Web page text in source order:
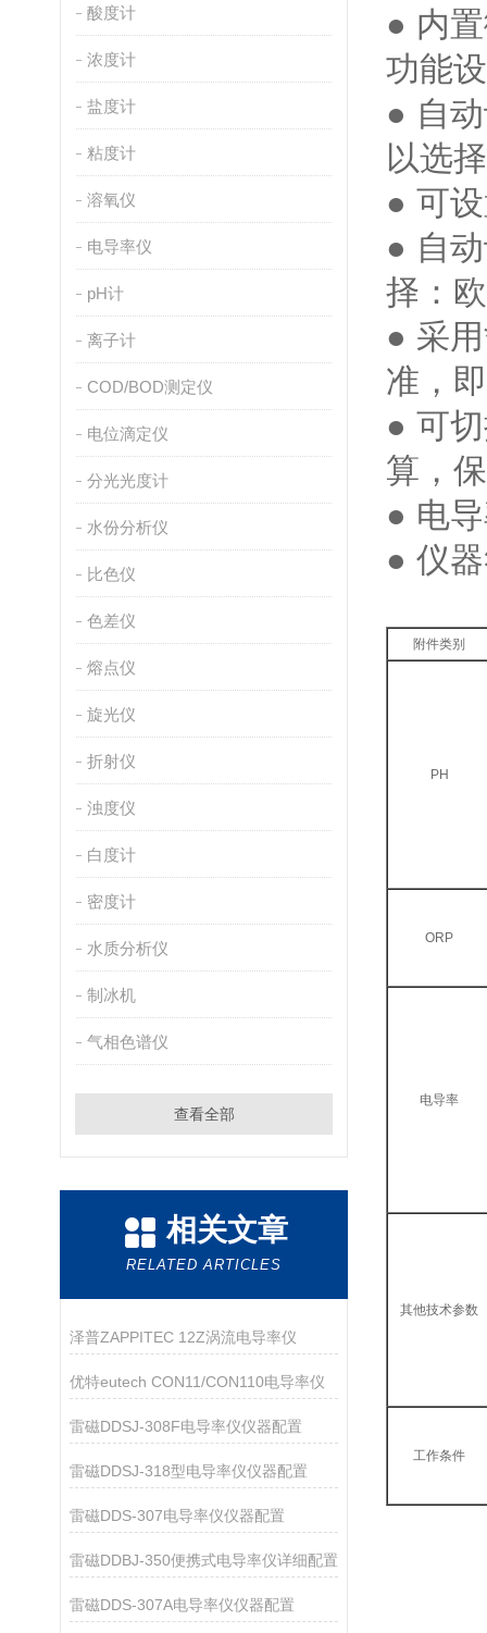
酸度计
浓度计
盐度计
粘度计
溶氧仪
电导率仪
pH计
离子计
COD/BOD测定仪
电位滴定仪
分光光度计
水份分析仪
比色仪
色差仪
熔点仪
旋光仪
折射仪
浊度仪
白度计
密度计
水质分析仪
制冰机
气相色谱仪
查看全部
相关文章
RELATED ARTICLES
泽普ZAPPITEC 12Z涡流电导率仪
优特eutech CON11/CON110电导率仪
雷磁DDSJ-308F电导率仪仪器配置
雷磁DDSJ-318型电导率仪仪器配置
雷磁DDS-307电导率仪仪器配置
雷磁DDBJ-350便携式电导率仪详细配置
雷磁DDS-307A电导率仪仪器配置
● 内
功能
● 自
以选
● 可
● 自
择：
● 采
准，
● 可
算，
● 电
● 仪
附件类别
PH
ORP
电导率
其他技术参数
工作条件